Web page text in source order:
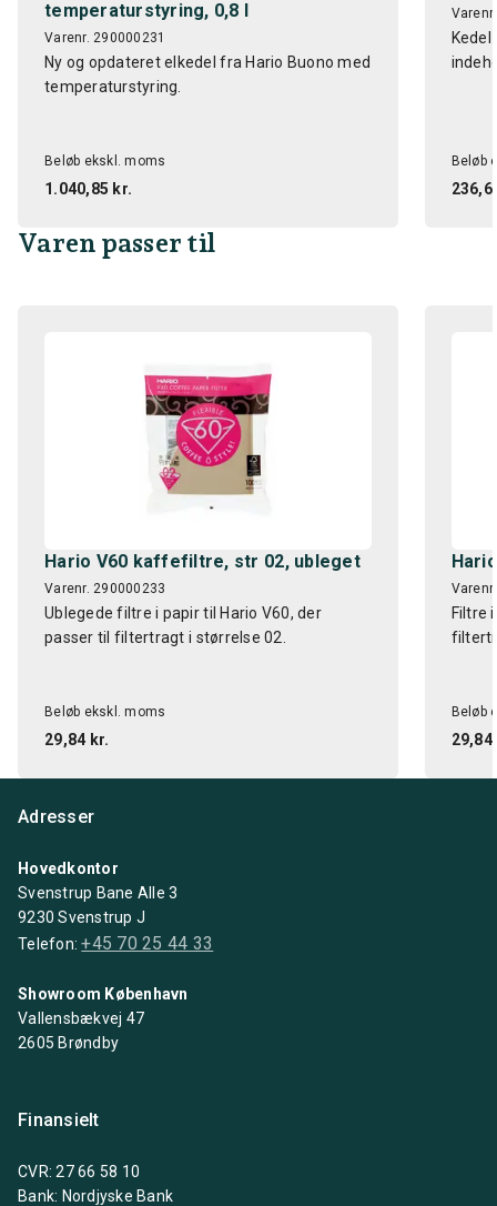
temperaturstyring, 0,8 l
Varenr. 290000231
Ny og opdateret elkedel fra Hario Buono med
temperaturstyring.
Beløb ekskl. moms
1.040,85 kr.
Beløb
Varen passer til
Hario V60 kaffefiltre, str 02, ubleget
Varenr. 290000233
Ublegede filtre i papir til Hario V60, der
passer til filtertragt i størrelse 02.
Beløb ekskl. moms
29,84 kr.
Filtre
Beløb
29,84
Adresser
Hovedkontor
Svenstrup Bane Alle 3
9230 Svenstrup J
Telefon:+45 70 25 44 33
Showroom København
Vallensbækvej 47
2605 Brøndby
Finansielt
CVR: 27 66 58 10
Bank: Nordjyske Bank